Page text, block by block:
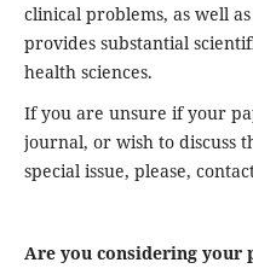
clinical problems, as well
provides substantial
health sciences.
If you are unsure if your
journal, or wish to discuss
special issue, please,
Are you considering your